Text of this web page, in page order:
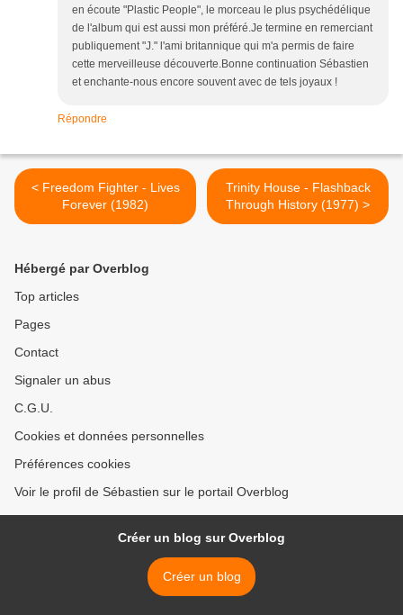
en écoute "Plastic People", le morceau le plus psychédélique
de l'album qui est aussi mon préféré.Je termine en remerciant
publiquement "J." l'ami britannique qui m'a permis de faire
cette merveilleuse découverte.Bonne continuation Sébastien
et enchante-nous encore souvent avec de tels joyaux !
Répondre
< Freedom Fighter - Lives
Forever (1982)
Trinity House - Flashback
Through History (1977) >
Hébergé par Overblog
Top articles
Pages
Contact
Signaler un abus
C.G.U.
Cookies et données personnelles
Préférences cookies
Voir le profil de Sébastien sur le portail Overblog
Créer un blog sur Overblog
Créer un blog